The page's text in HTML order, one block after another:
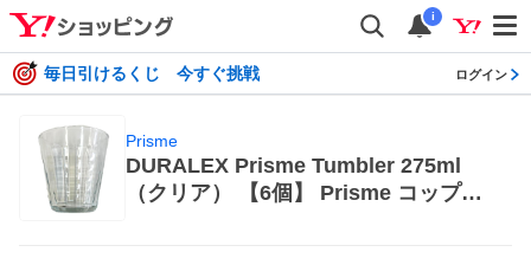
i
毎日引けるくじ 今すぐ挑戦 ログイン
Prisme
DURALEX Prisme Tumbler 275ml
（クリア） 【6個】 Prisme コップ、